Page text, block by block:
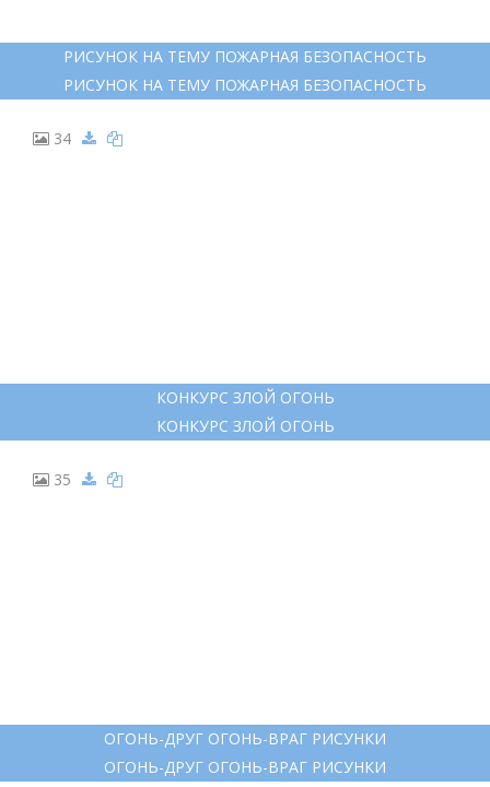
РИСУНОК НА ТЕМУ ПОЖАРНАЯ БЕЗОПАСНОСТЬ
РИСУНОК НА ТЕМУ ПОЖАРНАЯ БЕЗОПАСНОСТЬ
34
КОНКУРС ЗЛОЙ ОГОНЬ
КОНКУРС ЗЛОЙ ОГОНЬ
35
ОГОНЬ-ДРУГ ОГОНЬ-ВРАГ РИСУНКИ
ОГОНЬ-ДРУГ ОГОНЬ-ВРАГ РИСУНКИ